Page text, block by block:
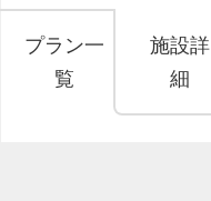
プラン一
覧
施設詳
細